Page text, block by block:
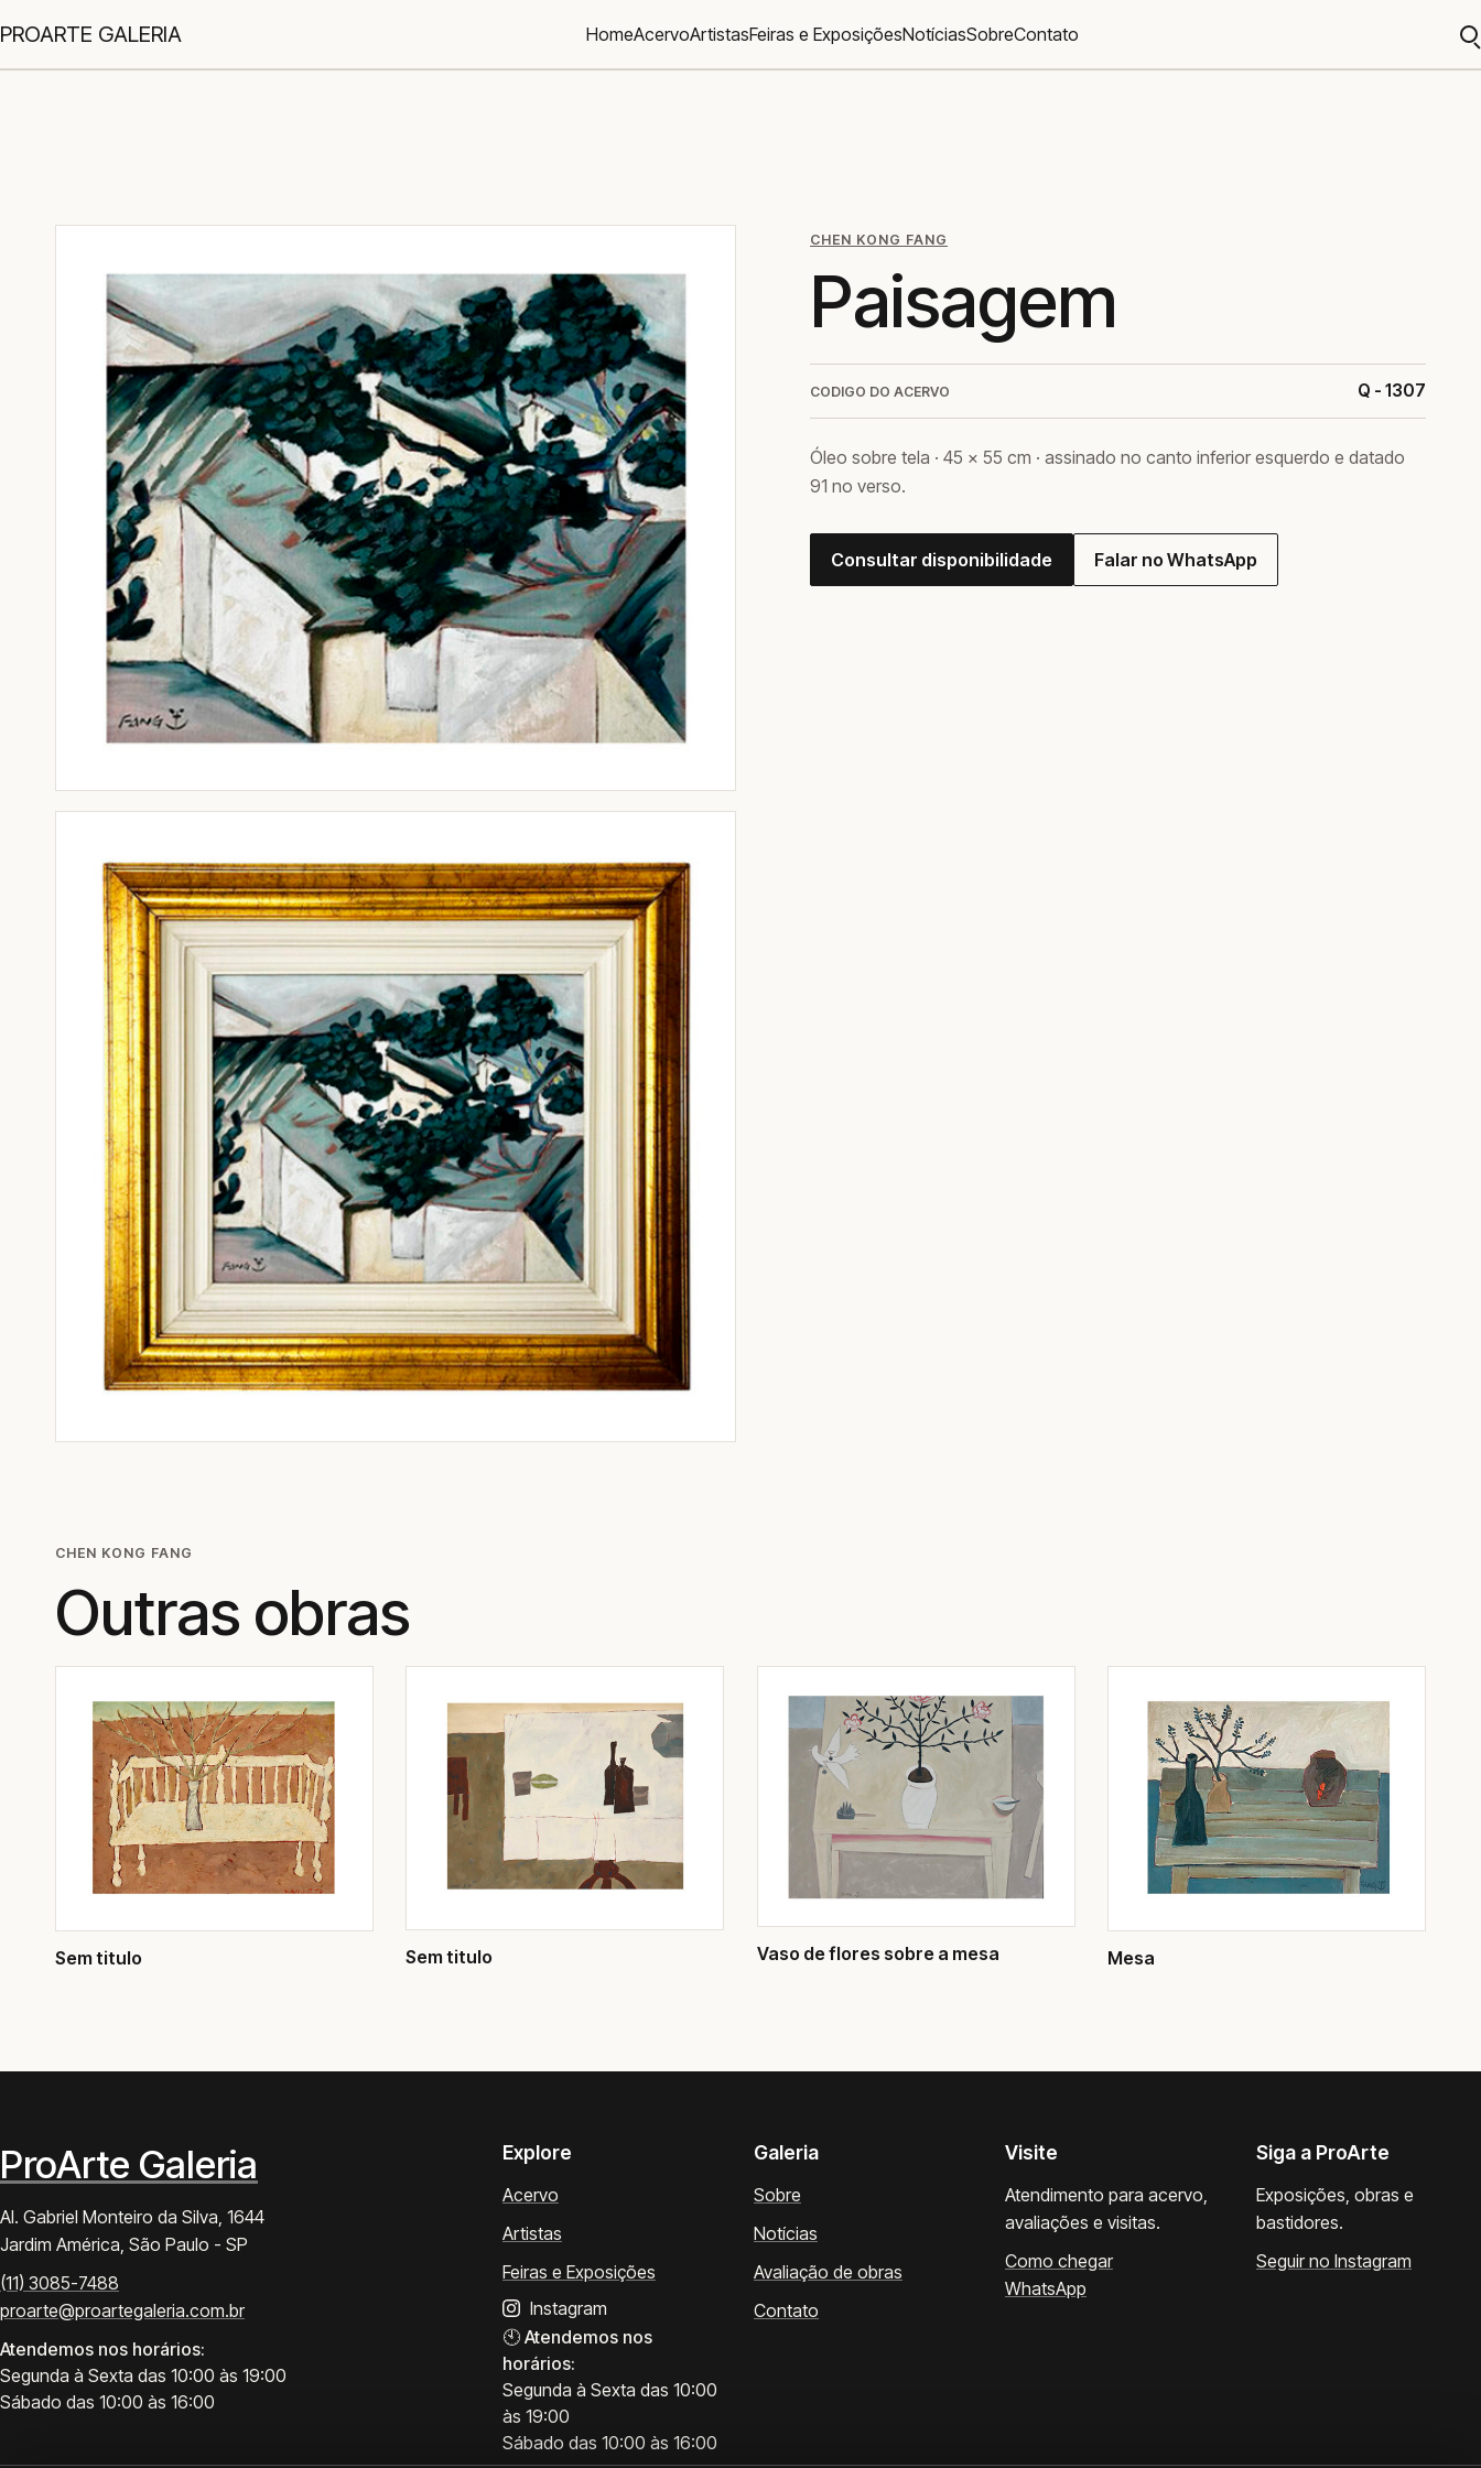
PROARTE GALERIA HomeAcervoArtistasFeiras e ExposiçõesNotíciasSobreContato
CHEN KONG FANG
Paisagem
CODIGO DO ACERVO Q - 1307
Óleo sobre tela · 45 × 55 cm · assinado no canto inferior esquerdo e datado
91 no verso.
Consultar disponibilidade Falar no WhatsApp
CHEN KONG FANG
Outras obras
Sem titulo Sem titulo Vaso de flores sobre a mesa Mesa
ProArte Galeria
Al. Gabriel Monteiro da Silva, 1644
Jardim América, São Paulo - SP
(11) 3085-7488
proarte@proartegaleria.com.br
Atendemos nos horários:
Segunda à Sexta das 10:00 às 19:00
Sábado das 10:00 às 16:00
Explore
Acervo
Artistas
Feiras e Exposições
Instagram
🕙 Atendemos nos
horários:
Segunda à Sexta das 10:00
às 19:00
Sábado das 10:00 às 16:00
Galeria
Sobre
Notícias
Avaliação de obras
Contato
Visite
Atendimento para acervo,
avaliações e visitas.
Como chegar
WhatsApp
Siga a ProArte
Exposições, obras e
bastidores.
Seguir no Instagram